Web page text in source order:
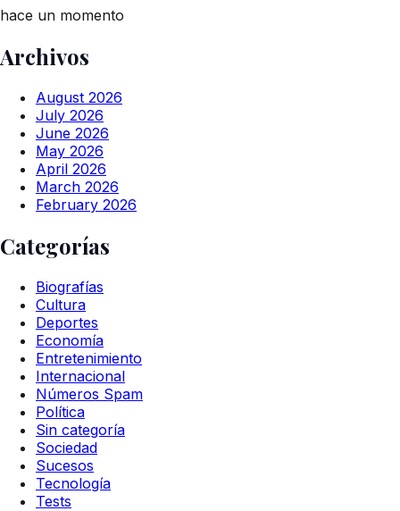
hace un momento
Archivos
August 2026
July 2026
June 2026
May 2026
April 2026
March 2026
February 2026
Categorías
Biografías
Cultura
Deportes
Economía
Entretenimiento
Internacional
Números Spam
Política
Sin categoría
Sociedad
Sucesos
Tecnología
Tests